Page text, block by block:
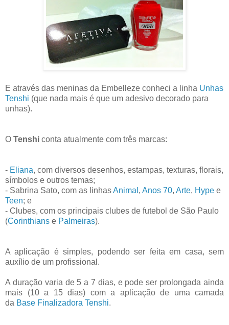
E através das meninas da Embelleze conheci a linha Unhas
Tenshi (que nada mais é que um adesivo decorado para
unhas).
O Tenshi conta atualmente com três marcas:
- Eliana, com diversos desenhos, estampas, texturas, florais,
símbolos e outros temas;
- Sabrina Sato, com as linhasAnimal , Anos 70, Arte, Hype e
Teen; e
- Clubes, com os principais clubes de futebol de São Paulo
(Corinthians e Palmeiras).
A aplicação é simples, podendo ser feita em casa, sem
auxílio de um profissional.
A duração varia de 5 a 7 dias, e pode ser prolongada ainda
mais (10 a 15 dias) com a aplicação de uma camada
da Base Finalizadora Tenshi.